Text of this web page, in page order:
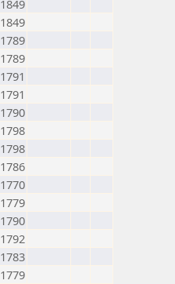
1849
1849
1789
1789
1791
1791
1790
1798
1798
1786
1770
1779
1790
1792
1783
1779